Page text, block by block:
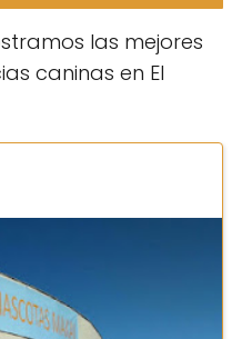
las mejores
caninas en El